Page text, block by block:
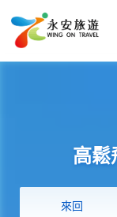
高鬆
來回